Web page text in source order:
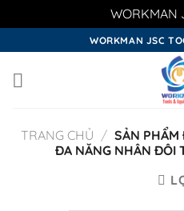
WORKMAN
to
content
WORKMAN JSC
TRANG CHỦ / SẢN PHẨM
ĐA NĂNG NHÂN ĐÔI